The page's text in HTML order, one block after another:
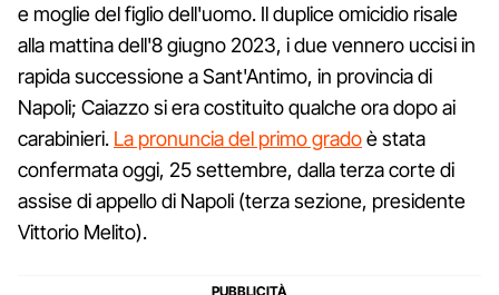
e moglie del figlio dell'uomo. Il duplice omicidio risale
alla mattina dell'8 giugno 2023, i due vennero uccisi in
rapida successione a Sant'Antimo, in provincia di
Napoli; Caiazzo si era costituito qualche ora dopo ai
carabinieri. La pronuncia del primo gradoè stata
confermata oggi, 25 settembre, dalla terza corte di
assise di appello di Napoli (terza sezione, presidente
Vittorio Melito).